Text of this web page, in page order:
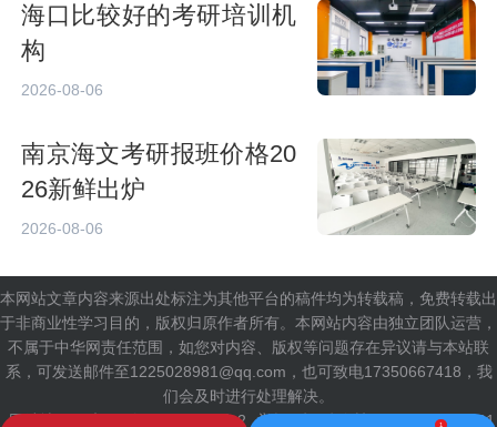
海口比较好的考研培训机
构
2026-08-06
南京海文考研报班价格20
26新鲜出炉
2026-08-06
本网站文章内容来源出处标注为其他平台的稿件均为转载稿，免费转载出
于非商业性学习目的，版权归原作者所有。本网站内容由独立团队运营，
不属于中华网责任范围，如您对内容、版权等问题存在异议请与本站联
系，可发送邮件至1225028981@qq.com，也可致电17350667418，我
们会及时进行处理解决。
网站地图
京ICP备18035944号-2 举报/反馈/投诉邮箱：1225028981
1